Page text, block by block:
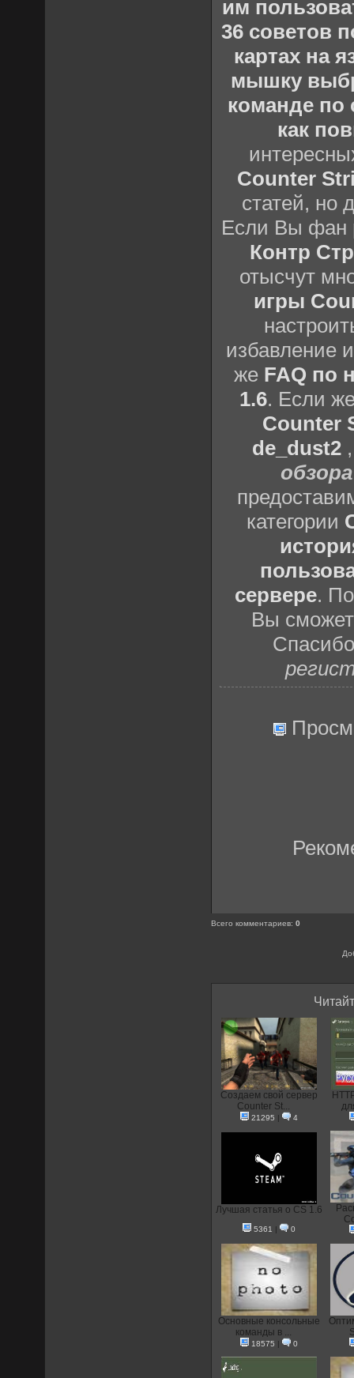
им
36 советов
картах на
мышку
команде по
как
Counter
статей, но
Если Вы фан
Контр
отысчут
игры
избавление
же FAQ по
1.6. Если
Counter
de_dust2
категории
сервере.
Вы
Всего комментариев:0
Создаем свой сервер
Counter St...
21295 | 4
Лучшая статья о CS 1.6
5361 | 0
Основные консольные
команды в ...
18575 | 0